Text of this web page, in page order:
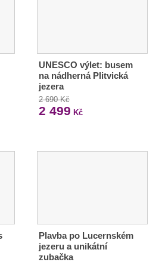
UNESCO výlet: busem
na nádherná Plitvická
jezera
2 690 Kč
2 499 Kč
Plavba po Lucernském
jezeru a unikátní
zubačka